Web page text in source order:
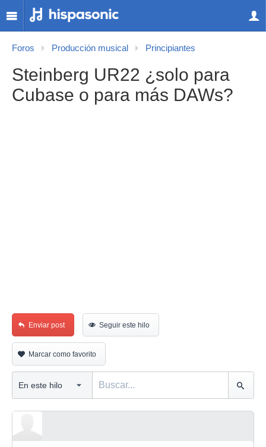
Foros Producción musical Principiantes
Steinberg UR22 ¿solo para
Cubase o para más DAWs?
Enviar post Seguir este hilo
Marcar como favorito